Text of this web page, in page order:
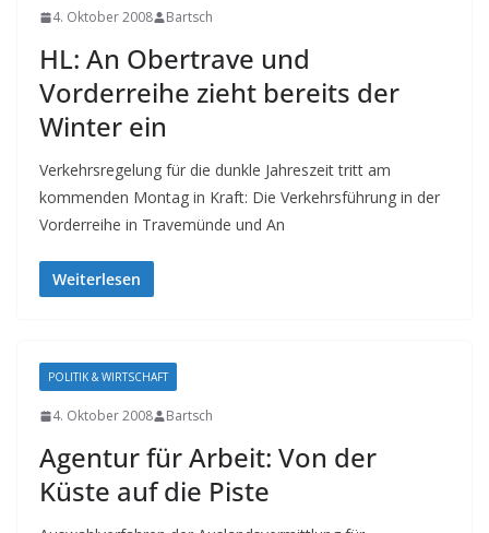
4. Oktober 2008 Bartsch
HL: An Obertrave und
Vorderreihe zieht bereits der
Winter ein
Verkehrsregelung für die dunkle Jahreszeit tritt am
kommenden Montag in Kraft: Die Verkehrsführung in der
Vorderreihe in Travemünde und An
Weiterlesen
POLITIK & WIRTSCHAFT
4. Oktober 2008 Bartsch
Agentur für Arbeit: Von der
Küste auf die Piste